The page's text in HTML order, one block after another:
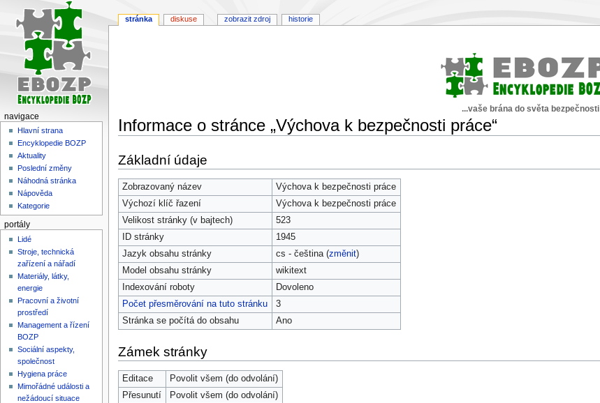
...vaše brána do světa bezpečnosti
Informace o stránce „Výchova k bezpečnosti práce“
na
navigaci
na
vyhledávání
Základní údaje
Zobrazovaný název
Výchova k bezpečnosti práce
Výchozí klíč řazení
Výchova k bezpečnosti práce
Velikost stránky (v bajtech)
523
ID stránky
1945
Jazyk obsahu stránky
cs - čeština (změnit)
Model obsahu stránky
wikitext
Indexování roboty
Dovoleno
Počet přesměrování na tuto stránku
3
Stránka se počítá do obsahu
Ano
Zámek stránky
Editace
Povolit všem (do odvolání)
Přesunutí
Povolit všem (do odvolání)
stránka diskuse zobrazit zdroj historie
navigace
Hlavní strana
Encyklopedie BOZP
Aktuality
Poslední změny
Náhodná stránka
Nápověda
Kategorie
portály
Lidé
Stroje, technická
zařízení a nářadí
Materiály, látky,
energie
Pracovní a životní
prostředí
Management a řízení
BOZP
Sociální aspekty,
společnost
Hygiena práce
Mimořádné události a
nežádoucí situace